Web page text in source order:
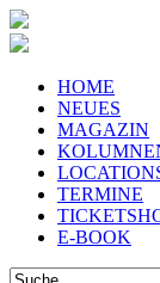
HOME
NEUES
MAGAZIN
TERMINE
E-BOOK